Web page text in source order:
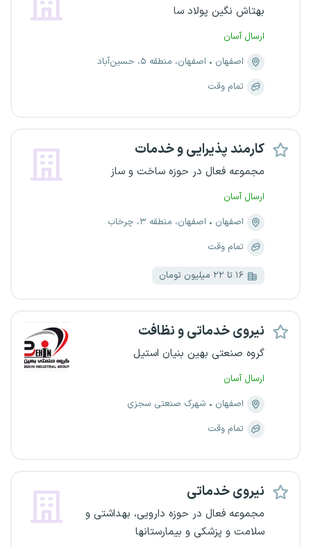
بهتاش نگین پولاد سا
ارسال آسان
اصفهان
اصفهان، منطقه ۵، حسین‌آباد
تمام وقت
کارمند پذیرایی و خدمات
مجموعه فعال در حوزه ساخت و ساز
ارسال آسان
اصفهان
اصفهان، منطقه ۳، چرخاب
تمام وقت
۱۶ تا ۲۲ میلیون تومان
نیروی خدماتی و نظافت
گروه صنعتی بهین بنیان استیل
ارسال آسان
اصفهان
شهرک صنعتی سجزی
تمام وقت
نیروی خدماتی
مجموعه فعال در حوزه دارویی، بهداشتی و
سلامت و پزشکی و بیمارستانها